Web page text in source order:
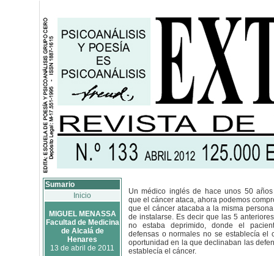
Sumario
Inicio
MIGUEL MENASSA
Facultad de Medicina
de Alcalá de
Henares
13 de abril de 2011
Un médico inglés de hace unos 50
que el cáncer ataca, ahora podemos
que el cáncer atacaba a la misma
de instalarse. Es decir que las 5
no estaba deprimido, donde el
defensas o normales no se establecía el
oportunidad en la que declinaban las
establecía el cáncer.